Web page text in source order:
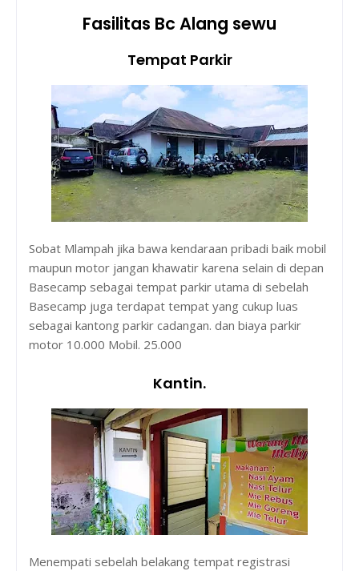
Fasilitas Bc Alang sewu
Tempat Parkir
Sobat Mlampah jika bawa kendaraan pribadi baik mobil
maupun motor jangan khawatir karena selain di depan
Basecamp sebagai tempat parkir utama di sebelah
Basecamp juga terdapat tempat yang cukup luas
sebagai kantong parkir cadangan. dan biaya parkir
motor 10.000 Mobil. 25.000
Kantin.
Menempati sebelah belakang tempat registrasi